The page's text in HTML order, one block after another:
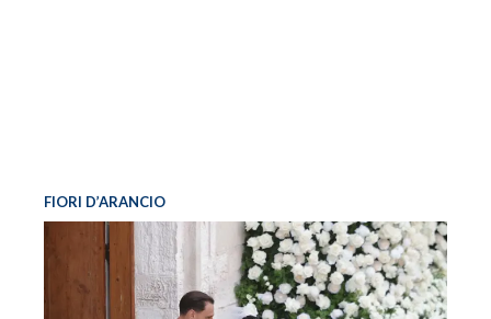
FIORI D’ARANCIO